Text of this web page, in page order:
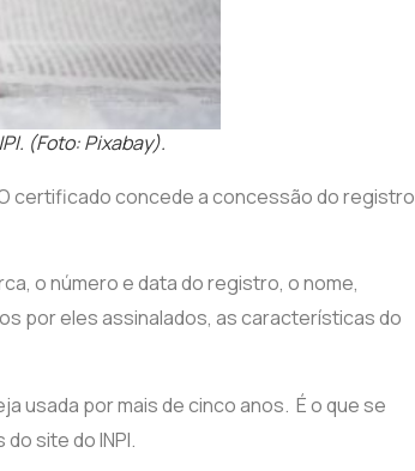
(Foto: Pixabay).
certificado concede a concessão do registro
o número e data do registro, o nome,
por eles assinalados, as características do
usada por mais de cinco anos. É o que se
site do INPI.